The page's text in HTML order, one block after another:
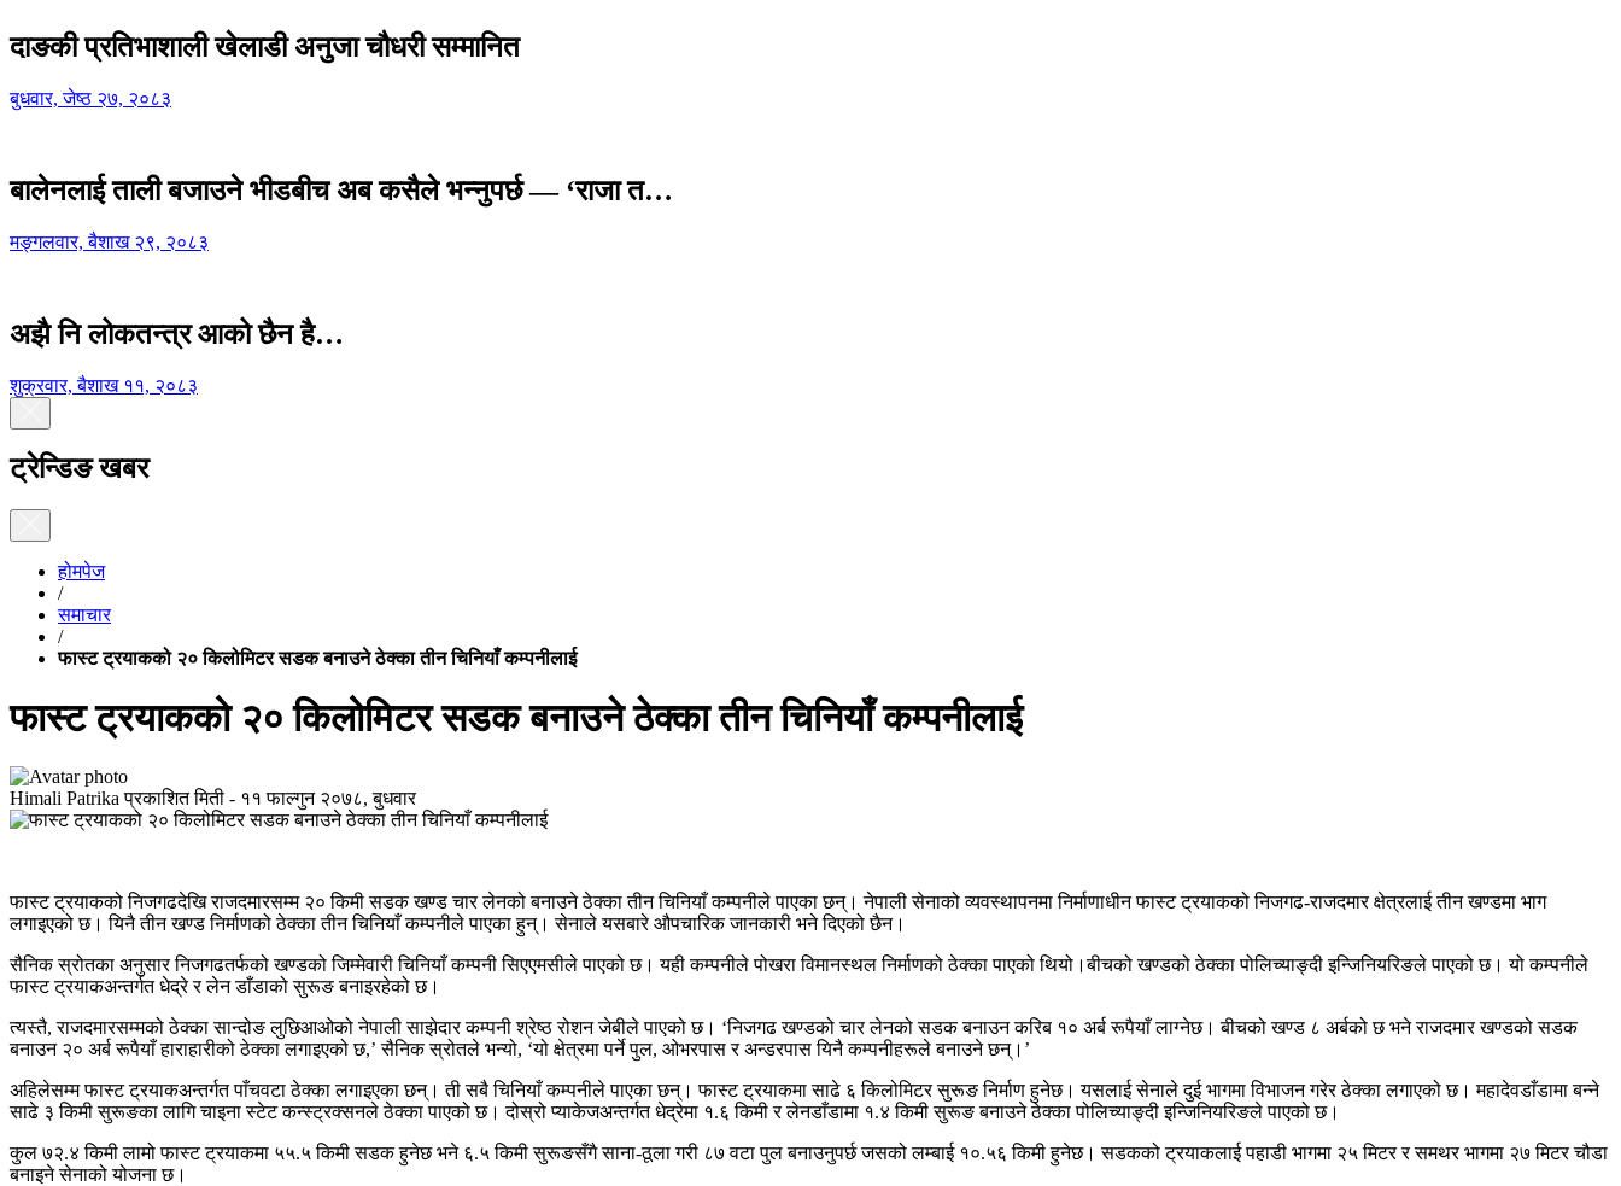
दाङकी प्रतिभाशाली खेलाडी अनुजा चौधरी सम्मानित
बुधवार, जेष्ठ २७, २०८३
बालेनलाई ताली बजाउने भीडबीच अब कसैले भन्नुपर्छ — ‘राजा त…
मङ्गलवार, बैशाख २९, २०८३
अझै नि लोकतन्त्र आको छैन है…
शुक्रवार, बैशाख ११, २०८३
ट्रेन्डिङ खबर
होमपेज
/
समाचार
/
फास्ट ट्रयाकको २० किलोमिटर सडक बनाउने ठेक्का तीन चिनियाँ कम्पनीलाई
फास्ट ट्रयाकको २० किलोमिटर सडक बनाउने ठेक्का तीन चिनियाँ कम्पनीलाई
Himali Patrika प्रकाशित मिती - ११ फाल्गुन २०७८, बुधवार
फास्ट ट्रयाकको निजगढदेखि राजदमारसम्म २० किमी सडक खण्ड चार लेनको बनाउने ठेक्का तीन चिनियाँ कम्पनीले पाएका छन्। नेपाली सेनाको व्यवस्थापनमा निर्माणाधीन फास्ट ट्रयाकको निजगढ-राजदमार क्षेत्रलाई तीन खण्डमा भाग
लगाइएको छ। यिनै तीन खण्ड निर्माणको ठेक्का तीन चिनियाँ कम्पनीले पाएका हुन्। सेनाले यसबारे औपचारिक जानकारी भने दिएको छैन।
सैनिक स्रोतका अनुसार निजगढतर्फको खण्डको जिम्मेवारी चिनियाँ कम्पनी सिएएमसीले पाएको छ। यही कम्पनीले पोखरा विमानस्थल निर्माणको ठेक्का पाएको थियो।बीचको खण्डको ठेक्का पोलिच्याङ्दी इन्जिनियरिङले पाएको छ। यो कम्पनीले
फास्ट ट्रयाकअन्तर्गत धेद्रे र लेन डाँडाको सुरूङ बनाइरहेको छ।
त्यस्तै, राजदमारसम्मको ठेक्का सान्दोङ लुछिआओको नेपाली साझेदार कम्पनी श्रेष्ठ रोशन जेबीले पाएको छ। ‘निजगढ खण्डको चार लेनको सडक बनाउन करिब १० अर्ब रूपैयाँ लाग्नेछ। बीचको खण्ड ८ अर्बको छ भने राजदमार खण्डको सडक
बनाउन २० अर्ब रूपैयाँ हाराहारीको ठेक्का लगाइएको छ,’ सैनिक स्रोतले भन्यो, ‘यो क्षेत्रमा पर्ने पुल, ओभरपास र अन्डरपास यिनै कम्पनीहरूले बनाउने छन्।’
अहिलेसम्म फास्ट ट्रयाकअन्तर्गत पाँचवटा ठेक्का लगाइएका छन्। ती सबै चिनियाँ कम्पनीले पाएका छन्। फास्ट ट्रयाकमा साढे ६ किलोमिटर सुरूङ निर्माण हुनेछ। यसलाई सेनाले दुई भागमा विभाजन गरेर ठेक्का लगाएको छ। महादेवडाँडामा बन्ने
साढे ३ किमी सुरूङका लागि चाइना स्टेट कन्स्ट्रक्सनले ठेक्का पाएको छ। दोस्रो प्याकेजअन्तर्गत धेद्रेमा १.६ किमी र लेनडाँडामा १.४ किमी सुरूङ बनाउने ठेक्का पोलिच्याङ्दी इन्जिनियरिङले पाएको छ।
कुल ७२.४ किमी लामो फास्ट ट्रयाकमा ५५.५ किमी सडक हुनेछ भने ६.५ किमी सुरूङसँगै साना-ठूला गरी ८७ वटा पुल बनाउनुपर्छ जसको लम्बाई १०.५६ किमी हुनेछ। सडकको ट्रयाकलाई पहाडी भागमा २५ मिटर र समथर भागमा २७ मिटर चौडा
बनाइने सेनाको योजना छ।